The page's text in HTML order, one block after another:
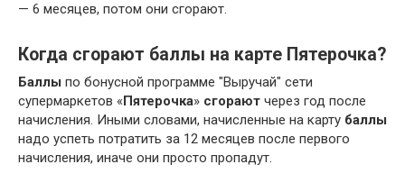
— 6 месяцев, потом они сгорают.
Когда сгорают баллы на карте Пятерочка?
Баллы по бонусной программе "Выручай" сети
супермаркетов «Пятерочка» сгорают через год после
начисления. Иными словами, начисленные на карту баллы
надо успеть потратить за 12 месяцев после первого
начисления, иначе они просто пропадут.